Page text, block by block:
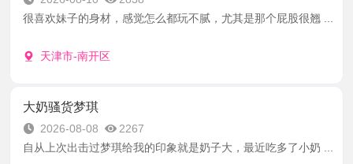
很喜欢妹子的身材，感觉怎么都玩不腻，尤其是那个屁股很翘 ...
天津市-南开区
大奶骚货梦琪
2026-08-08
2267
自从上次出击过梦琪给我的印象就是奶子大，最近吃多了小奶 ...